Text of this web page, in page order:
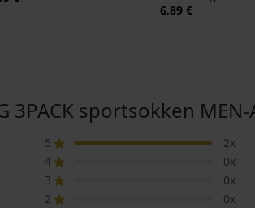
6,89 €
3PACK sportsokken
5
2x
4
0x
3
0x
2
0x